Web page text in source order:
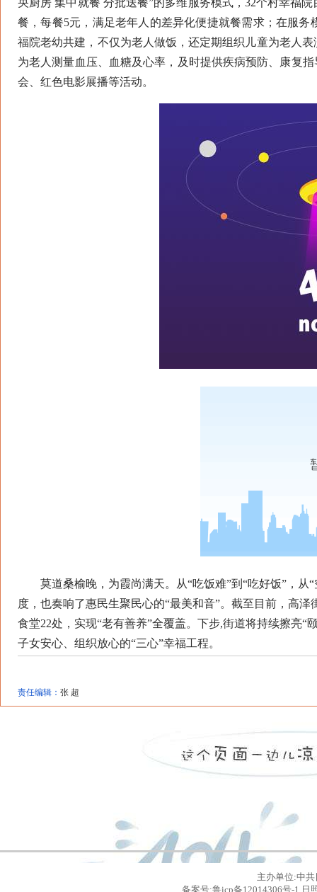
央厨房 集中就餐 分批送餐”的多维服务模式，32个村幸福
餐，每餐5元，满足老年人的差异化便捷就餐需求；在服
福院老幼共建，不仅为老人做饭，还定期组织儿童为老人
为老人测量血压、血糖及心率，及时提供疾病预防、康复
会、红色电影展播等活动。
莫道桑榆晚，为霞尚满天。从“吃饭难”到“吃好饭”，从“
度，也奏响了惠民生聚民心的“最美和音”。截至目前，高
食堂22处，实现“老有善养”全覆盖。下步,街道将持续擦亮
子女安心、组织放心的“三心”幸福工程。
责任编辑： 张 超
主办单位:中
备案号:鲁icp备12014306号-1